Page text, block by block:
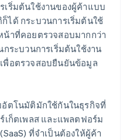
ริ่มต้นใช้งานของผู้ค้าแบบ
ได้ กระบวนการเริ่มต้นใช้
าที่คอยตรวจสอบมากกว่า
ระบวนการเริ่มต้นใช้งาน
พื่อตรวจสอบยืนยันข้อมูล
ตโนมัติมักใช้กันในธุรกิจที่
เก็ตเพลส และแพลตฟอร์ม
ที่จำเป็นต้องให้ผู้ค้า